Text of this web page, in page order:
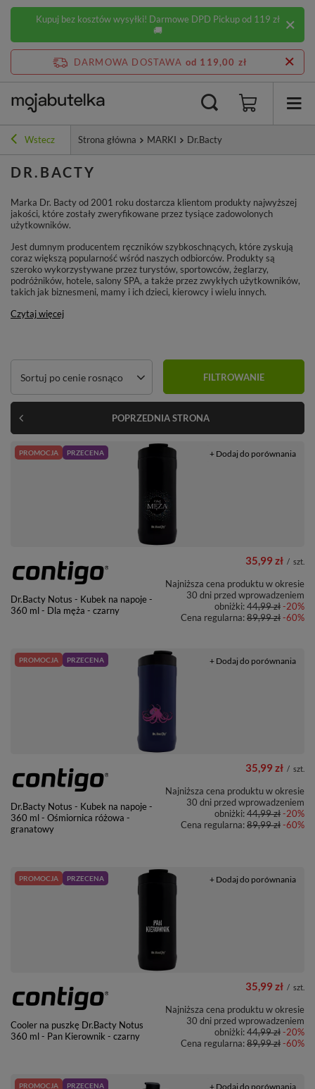
Kupuj bez kosztów wysyłki! Darmowe DPD Pickup od 119 zł
🚚
DARMOWA DOSTAWA od 119,00 zł
Wstecz Strona główna MARKI Dr.Bacty
DR.BACTY
Marka Dr. Bacty od 2001 roku dostarcza klientom produkty najwyższej
jakości, które zostały zweryfikowane przez tysiące zadowolonych
użytkowników.
Jest dumnym producentem ręczników szybkoschnących, które zyskują
coraz większą popularność wśród naszych odbiorców. Produkty są
szeroko wykorzystywane przez turystów, sportowców, żeglarzy,
podróżników, hotele, salony SPA, a także przez zwykłych użytkowników,
takich jak biznesmeni, mamy i ich dzieci, kierowcy i wielu innych.
Czytaj więcej
Zmień sortowanie
Sortuj po cenie rosnąco FILTROWANIE
POPRZEDNIA STRONA
PROMOCJA PRZECENA
Dr.Bacty Notus - Kubek na napoje -
360 ml - Dla męża - czarny
35,99 zł / szt.
Najniższa cena produktu w okresie
30 dni przed wprowadzeniem
obniżki:44,99 zł-20%
Cena regularna:89,99 zł-60%
+ Dodaj do porównania
PROMOCJA PRZECENA
Dr.Bacty Notus - Kubek na napoje -
360 ml - Ośmiornica różowa -
granatowy
35,99 zł / szt.
Najniższa cena produktu w okresie
30 dni przed wprowadzeniem
obniżki:44,99 zł-20%
Cena regularna:89,99 zł-60%
+ Dodaj do porównania
PROMOCJA PRZECENA
Cooler na puszkę Dr.Bacty Notus
360 ml - Pan Kierownik - czarny
35,99 zł / szt.
Najniższa cena produktu w okresie
30 dni przed wprowadzeniem
obniżki:44,99 zł-20%
Cena regularna:89,99 zł-60%
+ Dodaj do porównania
PROMOCJA PRZECENA + Dodaj do porównania